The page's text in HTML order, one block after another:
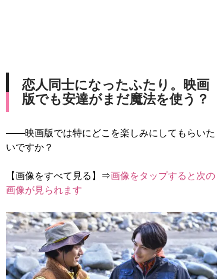
恋人同士になったふたり。映画
版でも安達がまだ魔法を使う？
――映画版では特にどこを楽しみにしてもらいた
いですか？
【画像をすべて見る】⇒画像をタップすると次の
画像が見られます